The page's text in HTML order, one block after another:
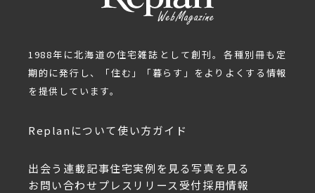
1988年に北海道の住宅雑誌として創刊。各種別冊も定
期的に発行し、「住む」「暮らす」をよりよくする情報
を提供しています。
Replanについて使い方ガイド
出会う 連載記事住宅実例を見る写真を見る
お問い合わせ プレスリリース受付採用情報